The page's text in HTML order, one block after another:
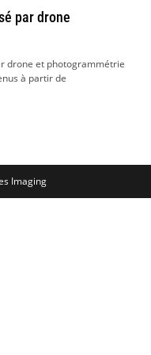
par drone
drone et photogrammétrie
à partir de
Imaging